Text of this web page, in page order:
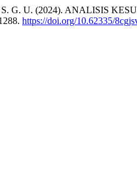
S. G. U. (2024). ANALISIS
https://doi.org/10.62335/